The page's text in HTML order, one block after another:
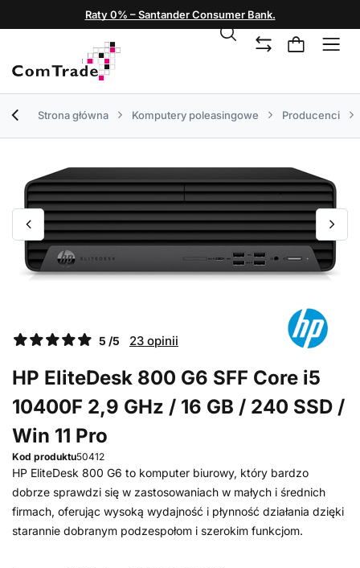
Raty 0% – Santander Consumer Bank.
Strona główna Komputery poleasingowe Producenci
5 /5 23 opinii
HP EliteDesk 800 G6 SFF Core i5
10400F 2,9 GHz / 16 GB / 240 SSD /
Win 11 Pro
Kod produktu50412
HP EliteDesk 800 G6 to komputer biurowy, który bardzo
dobrze sprawdzi się w zastosowaniach w małych i średnich
firmach, oferując wysoką wydajność i płynność działania dzięki
starannie dobranym podzespołom i szerokim funkcjom.